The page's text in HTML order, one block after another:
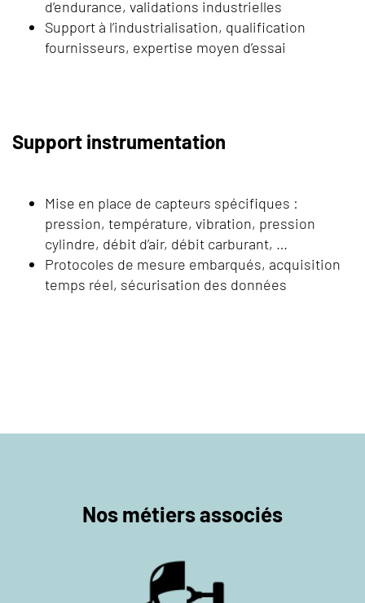
d’endurance, validations industrielles
Support à l’industrialisation, qualification
fournisseurs, expertise moyen d’essai
Support instrumentation
Mise en place de capteurs spécifiques :
pression, température, vibration, pression
cylindre, débit d’air, débit carburant, …
Protocoles de mesure embarqués, acquisition
temps réel, sécurisation des données
Nos métiers associés